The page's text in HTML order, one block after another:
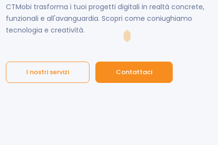
CTMobi trasforma i tuoi progetti digitali in realtà concrete,
funzionali e all'avanguardia. Scopri come coniughiamo
tecnologia e creatività.
I nostri servizi Contattaci